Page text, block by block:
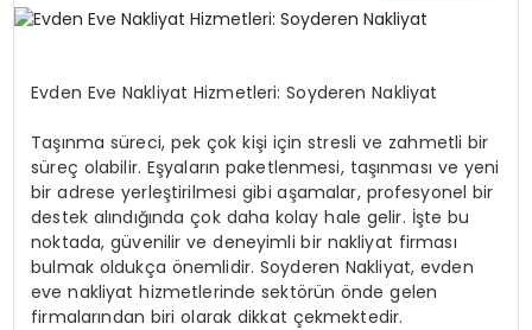
YAŞAM
Evden Eve Nakliyat Hizmetleri: Soyderen Nakliyat
Taşınma süreci, pek çok kişi için stresli ve zahmetli bir
süreç olabilir. Eşyaların paketlenmesi, taşınması ve yeni
bir adrese yerleştirilmesi gibi aşamalar, profesyonel bir
destek alındığında çok daha kolay hale gelir. İşte bu
noktada, güvenilir ve deneyimli bir nakliyat firması
bulmak oldukça önemlidir. Soyderen Nakliyat, evden
eve nakliyat hizmetlerinde sektörün önde gelen
firmalarından biri olarak dikkat çekmektedir.